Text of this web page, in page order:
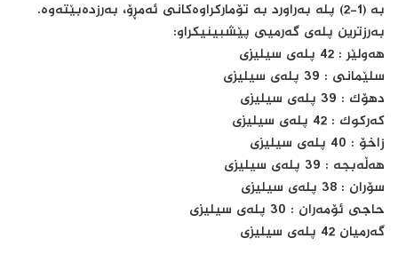
بە (1-2) پلە بەراورد بە تۆمارکراوەکانی ئەمڕۆ، بەرزدەبێتەوە.
بەرزترین پلەی گەرمیی پێشبینیکراو:
هەولێر : 42 پلەی سیلیزی
سلێمانی : 39 پلەی سیلیزی
دهۆک : 39 پلەی سیلیزی
کەرکوک : 42 پلەی سیلیزی
زاخۆ : 40 پلەی سیلیزی
هەڵەبجە : 39 پلەی سیلیزی
سۆران : 38 پلەی سیلیزی
حاجی ئۆمەران : 30 پلەی سیلیزی
گەرمیان 42 پلەی سیلیزی